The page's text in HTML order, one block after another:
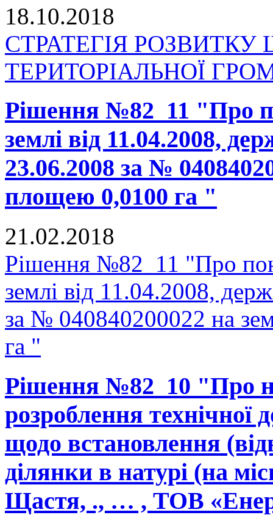
18.10.2018
СТРАТЕГІЯ
ТЕРИТОРІАЛЬНОЇ
Рішення №82_11 "Про
землі від 11.04.2008,
23.06.2008 за №
площею 0,0100 га "
21.02.2018
Рішення №82_11 "Про
землі від 11.04.2008,
за № 040840200022 на
га "
Рішення №82_10 "Про
розроблення технічної
щодо встановлення
ділянки в натурі (на
Щастя, ., … , ТОВ